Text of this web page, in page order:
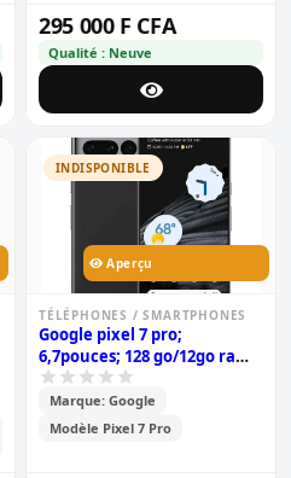
295 000 F CFA
Qualité : Neuve
INDISPONIBLE
Aperçu
TÉLÉPHONES / SMARTPHONES
Google pixel 7 pro;
6,7pouces; 128 go/12go ram;
4500 mah; dual sim;
garantie 6 mois;
Marque: Google
Modèle Pixel 7 Pro